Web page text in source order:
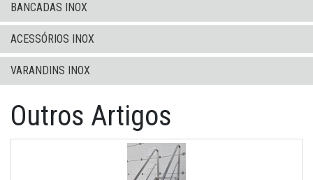
BANCADAS INOX
ACESSÓRIOS INOX
VARANDINS INOX
Outros Artigos